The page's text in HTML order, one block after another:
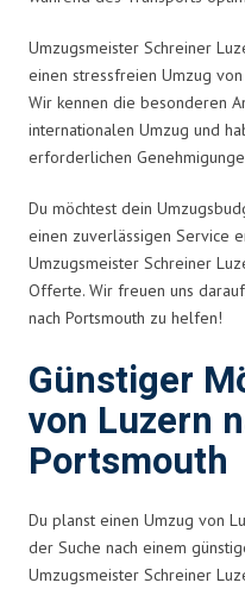
Umzugsmeister Schreiner
einen stressfreien Umzug
Wir kennen die besonderen
internationalen Umzug und
erforderlichen
Du möchtest dein
einen zuverlässigen Service
Umzugsmeister Schreiner
Offerte. Wir freuen uns
nach Portsmouth zu helfen!
Günstiger
von Luzern
Portsmouth
Du planst einen Umzug von
der Suche nach einem
Umzugsmeister Schreiner